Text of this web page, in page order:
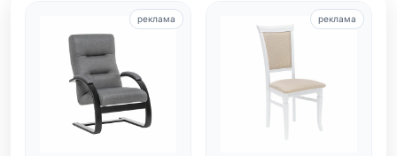
реклама реклама